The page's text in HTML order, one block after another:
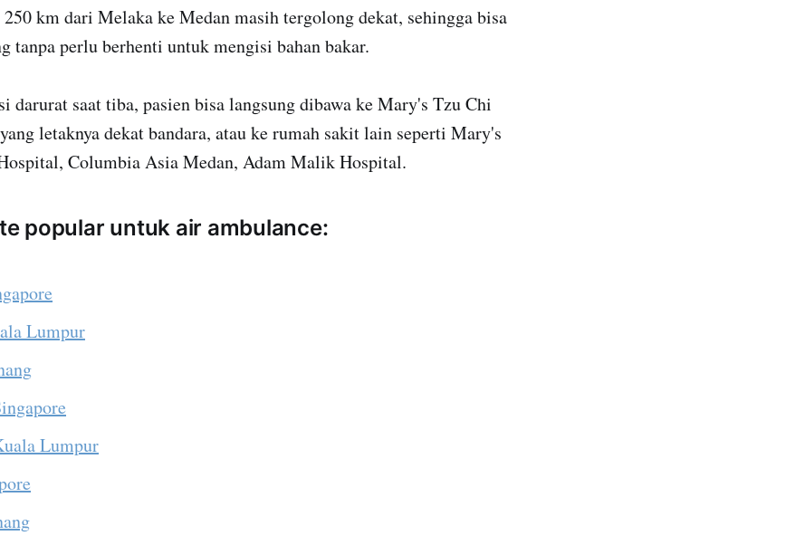
km dari Melaka ke Medan masih tergolong dekat, sehingga bisa
tanpa perlu berhenti untuk mengisi bahan bakar.
darurat saat tiba, pasien bisa langsung dibawa ke Mary's Tzu Chi
letaknya dekat bandara, atau ke rumah sakit lain seperti Mary's
Columbia Asia Medan, Adam Malik Hospital.
popular untuk air ambulance:
Lumpur
Lumpur